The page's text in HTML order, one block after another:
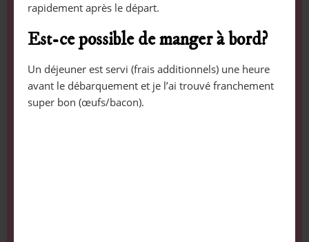
rapidement après le départ.
Est-ce possible de manger à bord?
Un déjeuner est servi (frais additionnels) une heure
avant le débarquement et je l’ai trouvé franchement
super bon (œufs/bacon).